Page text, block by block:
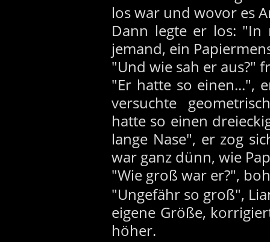
los war und wovor es
Dann legte er los: "In
jemand, ein
"Und wie sah er aus?"
"Er hatte so einen...",
versuchte
hatte so einen
lange Nase", er zog
war ganz dünn, wie
"Wie groß war er?",
"Ungefähr so groß",
eigene Größe,
höher.